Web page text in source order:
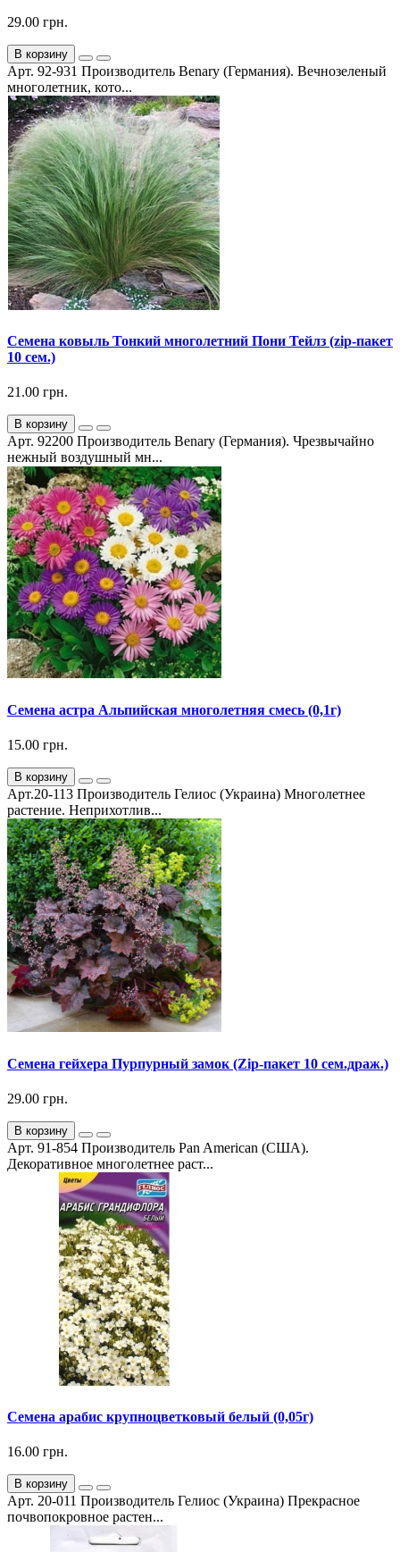
29.00 грн.
В корзину
Арт. 92-931 Производитель Benary (Германия). Вечнозеленый
многолетник, кото...
Семена ковыль Тонкий многолетний Пони Тейлз (zip-пакет
10 сем.)
21.00 грн.
В корзину
Арт. 92200 Производитель Benary (Германия). Чрезвычайно
нежный воздушный мн...
Семена астра Альпийская многолетняя смесь (0,1г)
15.00 грн.
В корзину
Арт.20-113 Производитель Гелиос (Украина) Многолетнее
растение. Неприхотлив...
Семена гейхера Пурпурный замок (Zip-пакет 10 сем.драж.)
29.00 грн.
В корзину
Арт. 91-854 Производитель Pan American (США).
Декоративное многолетнее раст...
Семена арабис крупноцветковый белый (0,05г)
16.00 грн.
В корзину
Арт. 20-011 Производитель Гелиос (Украина) Прекрасное
почвопокровное растен...